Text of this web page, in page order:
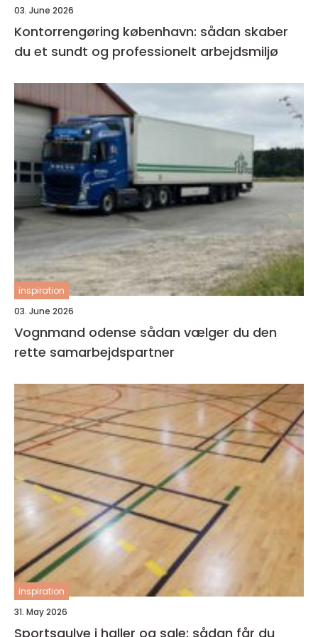
03. June 2026
Kontorrengøring københavn: sådan skaber
du et sundt og professionelt arbejdsmiljø
inspiration
03. June 2026
Vognmand odense sådan vælger du den
rette samarbejdspartner
inspiration
31. May 2026
Sportsgulve i haller og sale: sådan får du